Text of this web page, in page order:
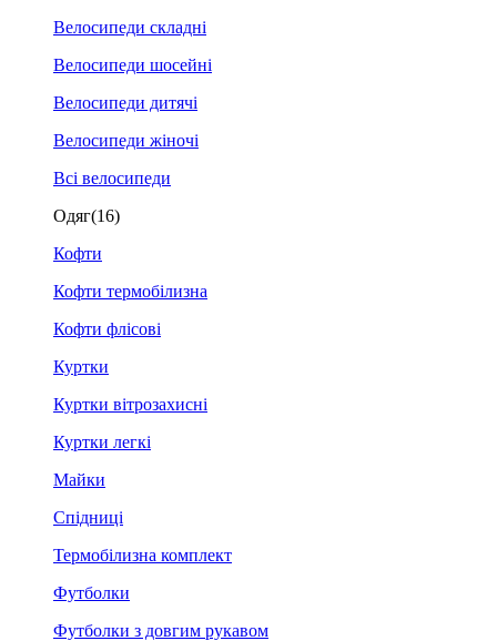
Велосипеди складні
Велосипеди шосейні
Велосипеди дитячі
Велосипеди жіночі
Всі велосипеди
Одяг(16)
Кофти
Кофти термобілизна
Кофти флісові
Куртки
Куртки вітрозахисні
Куртки легкі
Майки
Спідниці
Термобілизна комплект
Футболки
Футболки з довгим рукавом